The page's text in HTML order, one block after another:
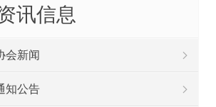
讯信息
会新闻
知公告